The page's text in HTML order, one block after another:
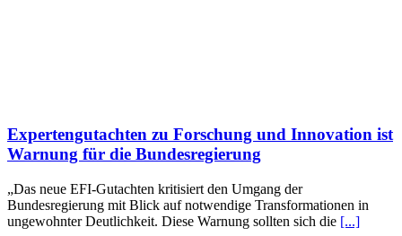
Expertengutachten zu Forschung und Innovation ist
Warnung für die Bundesregierung
„Das neue EFI-Gutachten kritisiert den Umgang der
Bundesregierung mit Blick auf notwendige Transformationen in
ungewohnter Deutlichkeit. Diese Warnung sollten sich die [...]